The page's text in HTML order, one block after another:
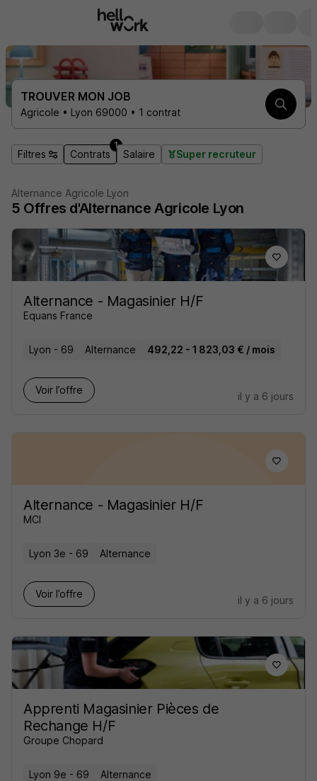
TROUVER MON JOB
Agricole • Lyon 69000 • 1 contrat
Filtres Contrats
1
Salaire Super recruteur
Alternance Agricole Lyon
5 Offres d'Alternance Agricole Lyon
Alternance - Magasinier H/F
Equans France
Lyon - 69 Alternance 492,22 - 1 823,03 € / mois
Voir l’offre
il y a 6 jours
Alternance - Magasinier H/F
MCI
Lyon 3e - 69 Alternance
Voir l’offre
il y a 6 jours
Apprenti Magasinier Pièces de
Rechange H/F
Groupe Chopard
Lyon 9e - 69
Alternance